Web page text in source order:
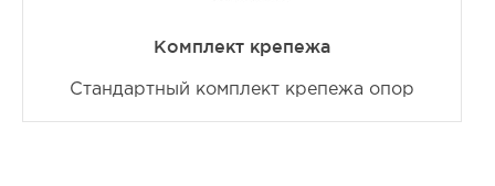
Комплект крепежа
Стандартный комплект крепежа опор